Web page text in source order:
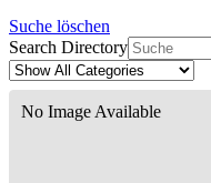
Suche löschen
Search Directory
No Image Available